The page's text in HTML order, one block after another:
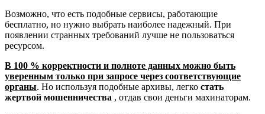
Возможно, что есть подобные сервисы, работающие
бесплатно, но нужно выбрать наиболее надежный. При
появлении странных требований лучше не пользоваться
ресурсом.
В 100 % корректности и полноте данных можно быть
уверенным только при запросе через соответствующие
органы. Но используя подобные архивы, легко стать
жертвой мошенничества , отдав свои деньги махинаторам.